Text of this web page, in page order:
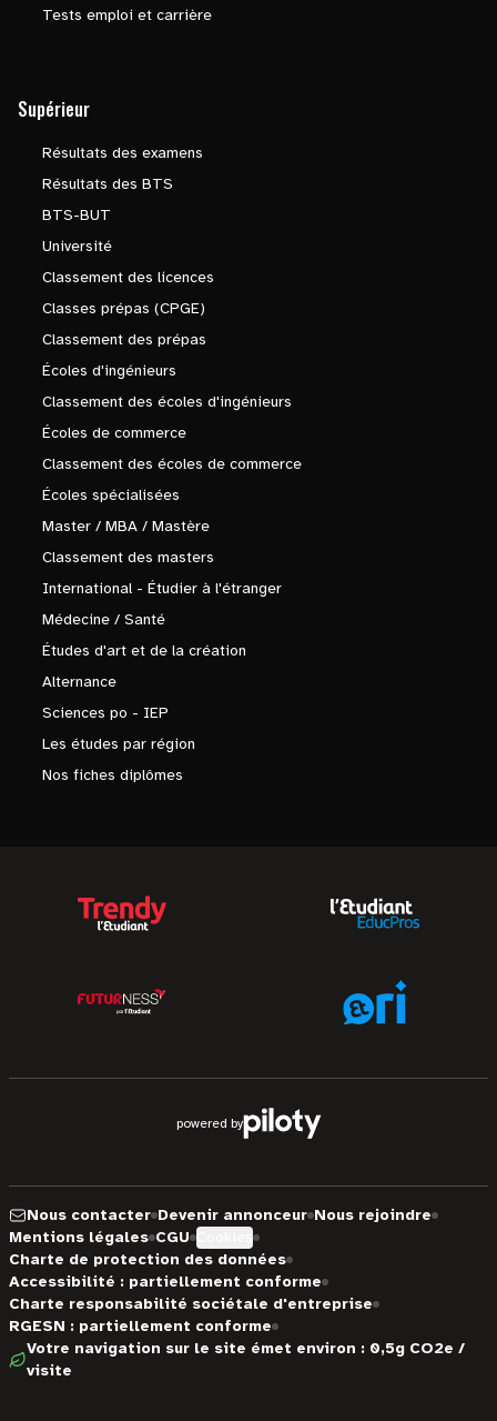
Tests emploi et carrière
Supérieur
Résultats des examens
Résultats des BTS
BTS-BUT
Université
Classement des licences
Classes prépas (CPGE)
Classement des prépas
Écoles d'ingénieurs
Classement des écoles d'ingénieurs
Écoles de commerce
Classement des écoles de commerce
Écoles spécialisées
Master / MBA / Mastère
Classement des masters
International - Étudier à l'étranger
Médecine / Santé
Études d'art et de la création
Alternance
Sciences po - IEP
Les études par région
Nos fiches diplômes
powered by
Nous contacter Devenir annonceur Nous rejoindre
Mentions légales CGU
Charte de protection des données
Accessibilité : partiellement conforme
Charte responsabilité sociétale d'entreprise
RGESN : partiellement conforme
Votre navigation sur le site émet environ : 0,5g CO2e /
visite